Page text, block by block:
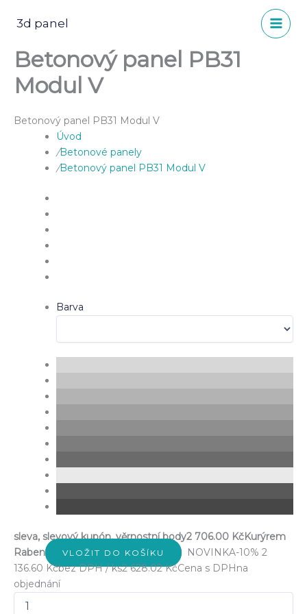
3d panel
Betonový panel PB31
Modul V
Betonový panel PB31 Modul V
Úvod
/Betonové panely
/Betonový panel PB31 Modul V
Barva
sleva, slevový kupón, věrnostní body2 706.00 KčKurýrem
Raben
VLOŽIT DO KOŠÍKU NOVINKA-10% 2
136.60 Kčbez DPH / ks2 628.02 KčCena s DPHna
objednání